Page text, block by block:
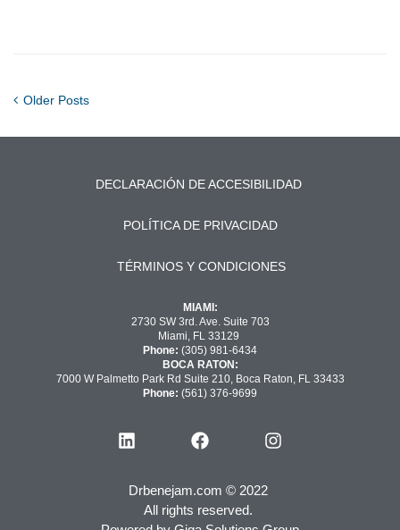
Older Posts
DECLARACIÓN DE ACCESIBILIDAD
POLÍTICA DE PRIVACIDAD
TÉRMINOS Y CONDICIONES
MIAMI:
2730 SW 3rd. Ave. Suite 703
Miami, FL 33129
Phone: (305) 981-6434
BOCA RATON:
7000 W Palmetto Park Rd Suite 210, Boca Raton, FL 33433
Phone: (561) 376-9699
Drbenejam.com © 2022
All rights reserved.